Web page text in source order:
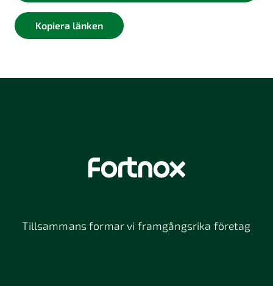
Kopiera länken
Tillsammans formar vi framgångsrika företag